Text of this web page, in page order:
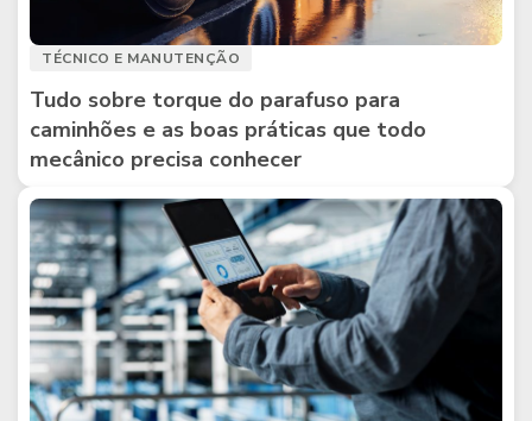
TÉCNICO E MANUTENÇÃO
Tudo sobre torque do parafuso para
caminhões e as boas práticas que todo
mecânico precisa conhecer